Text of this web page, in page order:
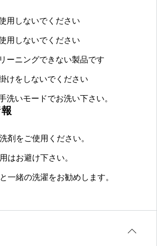
用しないでください
用しないでください
ーニングできない製品です
けをしないでください
洗いモードでお洗い下さい。
剤をご使用ください。
はお避け下さい。
一緒の洗濯をお勧めします。